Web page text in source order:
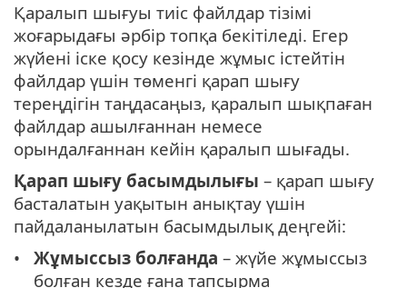
Қаралып шығуы тиіс файлдар тізімі
жоғарыдағы әрбір топқа бекітіледі. Егер
жүйені іске қосу кезінде жұмыс істейтін
файлдар үшін төменгі қарап шығу
тереңдігін таңдасаңыз, қаралып шықпаған
файлдар ашылғаннан немесе
орындалғаннан кейін қаралып шығады.
Қарап шығу басымдылығы – қарап шығу
басталатын уақытын анықтау үшін
пайдаланылатын басымдылық деңгейі:
Жұмыссыз болғанда – жүйе жұмыссыз
болған кезде ғана тапсырма